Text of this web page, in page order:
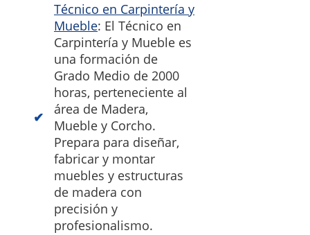
Técnico en Carpintería y
Mueble: El Técnico en
Carpintería y Mueble es
una formación de
Grado Medio de 2000
horas, perteneciente al
área de Madera,
Mueble y Corcho.
Prepara para diseñar,
fabricar y montar
muebles y estructuras
de madera con
precisión y
profesionalismo.